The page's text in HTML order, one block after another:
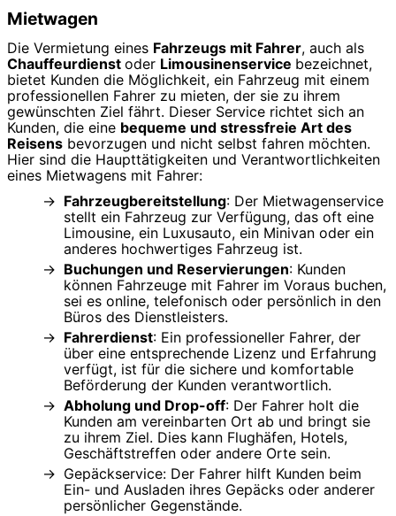
Mietwagen
Die Vermietung eines Fahrzeugs mit Fahrer, auch als
Chauffeurdienst oder Limousinenservice bezeichnet,
bietet Kunden die Möglichkeit, ein Fahrzeug mit einem
professionellen Fahrer zu mieten, der sie zu ihrem
gewünschten Ziel fährt. Dieser Service richtet sich an
Kunden, die eine bequeme und stressfreie Art des
Reisens bevorzugen und nicht selbst fahren möchten.
Hier sind die Haupttätigkeiten und Verantwortlichkeiten
eines Mietwagens mit Fahrer:
Fahrzeugbereitstellung: Der Mietwagenservice
stellt ein Fahrzeug zur Verfügung, das oft eine
Limousine, ein Luxusauto, ein Minivan oder ein
anderes hochwertiges Fahrzeug ist.
Buchungen und Reservierungen: Kunden
können Fahrzeuge mit Fahrer im Voraus buchen,
sei es online, telefonisch oder persönlich in den
Büros des Dienstleisters.
Fahrerdienst: Ein professioneller Fahrer, der
über eine entsprechende Lizenz und Erfahrung
verfügt, ist für die sichere und komfortable
Beförderung der Kunden verantwortlich.
Abholung und Drop-off: Der Fahrer holt die
Kunden am vereinbarten Ort ab und bringt sie
zu ihrem Ziel. Dies kann Flughäfen, Hotels,
Geschäftstreffen oder andere Orte sein.
Gepäckservice: Der Fahrer hilft Kunden beim
Ein- und Ausladen ihres Gepäcks oder anderer
persönlicher Gegenstände.